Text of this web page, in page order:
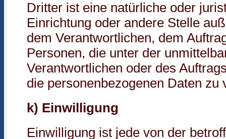
Dritter ist eine natürliche oder
Einrichtung oder andere Stelle
dem Verantwortlichen, dem
Personen, die unter der
Verantwortlichen oder des
die personenbezogenen Daten zu
k) Einwilligung
Einwilligung ist jede von der